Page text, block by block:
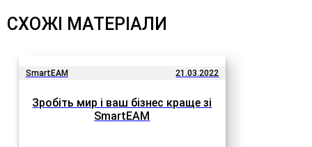
СХОЖІ МАТЕРІАЛИ
SmartEAM 21.03.2022
Зробіть мир і ваш бізнес краще зі
SmartEAM